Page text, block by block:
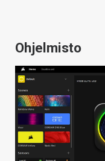
Ohjelmisto